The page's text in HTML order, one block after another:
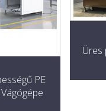
PE
Üres